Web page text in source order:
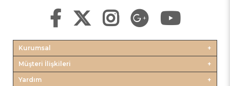
Kurumsal
Müşteri İlişkileri
Yardım